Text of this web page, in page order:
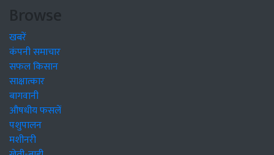
Browse
खबरें
कंपनी समाचार
सफल किसान
साक्षात्कार
बागवानी
औषधीय फसलें
पशुपालन
मशीनरी